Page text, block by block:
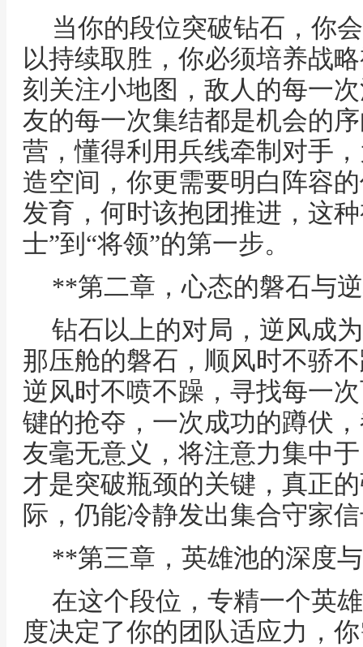
当你的段位突破钻石，你
以持续取胜，你必须培养战
刻关注小地图，敌人的每一
友的每一次集结都是机会的
营，懂得利用兵线牵制对手
造空间，你更需要明白阵容
发育，何时该抱团推进，这
士”到“将领”的第一步。
**第二章，心态的磐石与
钻石以上的对局，逆风成
那压舱的磐石，顺风时不骄
逆风时不喷不躁，寻找每一
键的抢夺，一次成功的蹲伏
友毫无意义，将注意力集中
才是突破瓶颈的关键，真正
际，仍能冷静发出集合守家
**第三章，英雄池的深度
在这个段位，专精一个英
度决定了你的团队适应力，